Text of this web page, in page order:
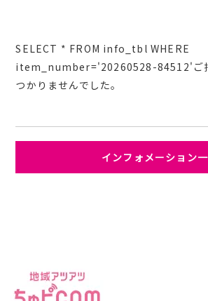
SELECT * FROM info_tbl WHERE
item_number='20260528-84512'ご
つかりませんでした。
インフォメーション